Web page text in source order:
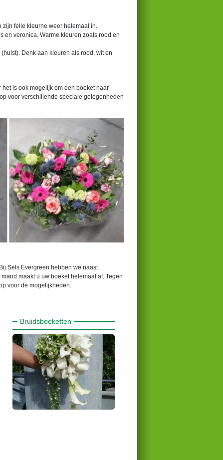
zijn felle kleurne weer helemaal in.
en veronica. Warme kleuren zoals rood en
Denk aan kleuren als rood, wit en
is ook mogelijk om een boeket naar
voor verschillende speciale gelegenheden
Sels Evergreen hebben we naast
maakt u uw boeket helemaal af. Tegen
voor de mogelijkheden.
Bruidsboeketten